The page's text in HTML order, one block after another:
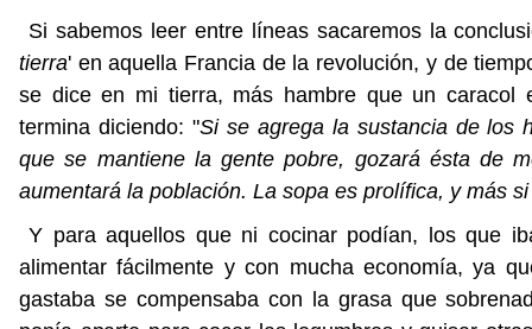
Si sabemos leer entre líneas sacaremos la
tierra' en aquella Francia de la revolución, y de
se dice en mi tierra, más hambre que un caracol
termina diciendo: "Si se agrega la sustancia de los
que se mantiene la gente pobre, gozará ésta de
aumentará la población. La sopa es prolífica, y más
Y para aquellos que ni cocinar podían, los que
alimentar fácilmente y con mucha economía, ya
gastaba se compensaba con la grasa que